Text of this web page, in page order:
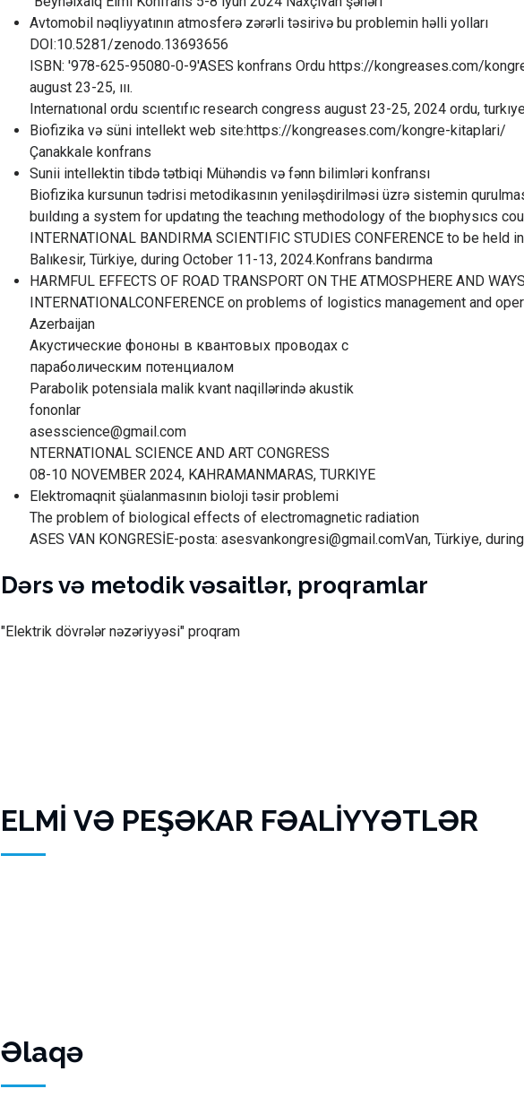
Avtomobil nəqliyyatının atmosferə zərərli təsirivə bu problemin həlli yolları
DOI:10.5281/zenodo.13693656
ISBN: '978-625-95080-0-9'ASES konfrans Ordu https://kongreases.com/
august 23-25, ııı.
Internatıonal ordu scıentıfıc research congress august 23-25, 2024 ordu,
Biofizika və süni intellekt web site:https://kongreases.com/kongre-kitaplari/
Çanakkale konfrans
Sunii intellektin tibdə tətbiqi Mühəndis və fənn bilimləri konfransı
Biofizika kursunun tədrisi metodikasının yeniləşdirilməsi üzrə sistemin
buıldıng a system for updatıng the teachıng methodology of the bıophysıcs
INTERNATIONAL BANDIRMA SCIENTIFIC STUDIES CONFERENCE to be held in
Balıkesir, Türkiye, during October 11-13, 2024.Konfrans bandırma
HARMFUL EFFECTS OF ROAD TRANSPORT ON THE ATMOSPHERE AND
INTERNATIONALCONFERENCE on problems of logistics management and
Azerbaijan
Акустические фононы в квантовых проводах с
параболическим потенциалом
Parabolik potensiala malik kvant naqillərində akustik
fononlar
asesscience@gmail.com
NTERNATIONAL SCIENCE AND ART CONGRESS
08-10 NOVEMBER 2024, KAHRAMANMARAS, TURKIYE
Elektromaqnit şüalanmasının bioloji təsir problemi
The problem of biological effects of electromagnetic radiation
ASES VAN KONGRESİE-posta: asesvankongresi@gmail.comVan, Türkiye,
Dərs və metodik vəsaitlər, proqramlar
"Elektrik dövrələr nəzəriyyəsi" proqram
ELMİ VƏ PEŞƏKAR FƏALİYYƏTLƏR
Əlaqə